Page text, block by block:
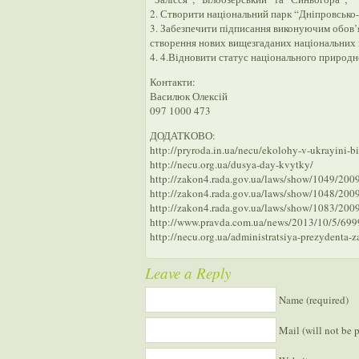
2. Створити національний парк
3. Забезпечити підписання виконуючим
створення нових вищезгаданих національних
4. 4.Відновити статус національного
Контакти:
Василюк Олексій
097 1000 473
ДОДАТКОВО:
http://pryroda.in.ua/necu/ekolohy-v-ukrayini-
http://necu.org.ua/dusya-day-kvytky/
http://zakon4.rada.gov.ua/laws/show/1049/
http://zakon4.rada.gov.ua/laws/show/1048/
http://zakon4.rada.gov.ua/laws/show/1083/
http://www.pravda.com.ua/news/2013/10/5/
http://necu.org.ua/administratsiya-
Leave a Reply
Name (required)
Mail (will not be